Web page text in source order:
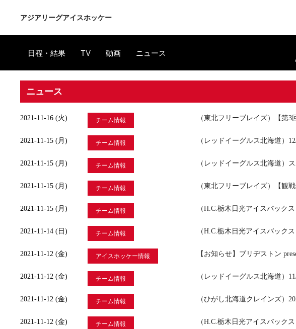
アジアリーグアイスホッケー
日程・結果 TV 動画 ニュース
ニュース
2021-11-16 (火) チーム情報 （東北フリーブレイズ）【第3
2021-11-15 (月) チーム情報 （レッドイーグルス北海道）
2021-11-15 (月) チーム情報 （レッドイーグルス北海道）
2021-11-15 (月) チーム情報 （東北フリーブレイズ）【観
2021-11-15 (月) チーム情報 （H.C.栃木日光アイスバック
2021-11-14 (日) チーム情報 （H.C.栃木日光アイスバック
2021-11-12 (金) アイスホッケー情報 【お知らせ】ブリヂストン
2021-11-12 (金) チーム情報 （レッドイーグルス北海道）
2021-11-12 (金) チーム情報 （ひがし北海道クレインズ）
2021-11-12 (金) チーム情報 （H.C.栃木日光アイスバック